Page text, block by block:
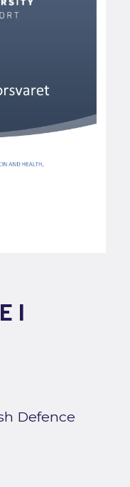
I
Defence